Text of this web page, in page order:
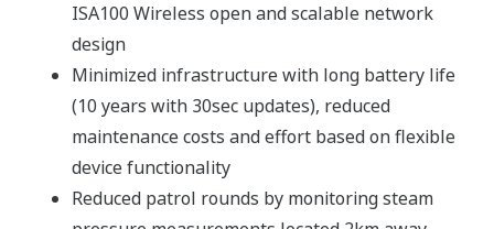
ISA100 Wireless open and scalable network
design
Minimized infrastructure with long battery life
(10 years with 30sec updates), reduced
maintenance costs and effort based on flexible
device functionality
Reduced patrol rounds by monitoring steam